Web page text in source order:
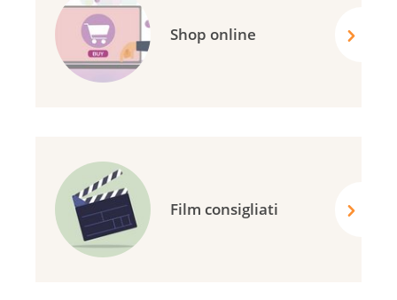
Shop online
Film consigliati